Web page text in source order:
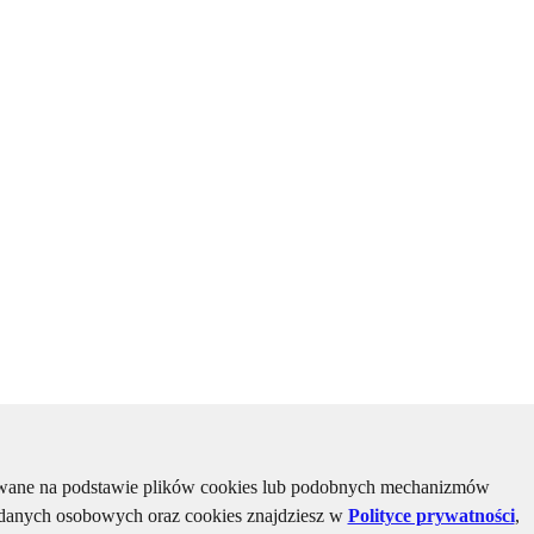
na podstawie plików cookies lub podobnych mechanizmów
osobowych oraz cookies znajdziesz w Polityce prywatności,